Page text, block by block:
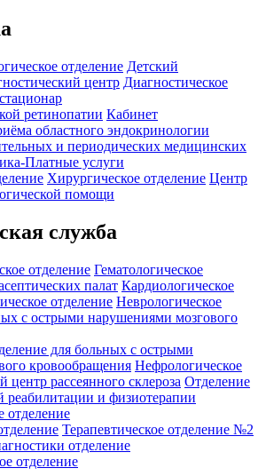
отделение Детский
центр Диагностическое
ретинопатии Кабинет
областного эндокринологии
и периодических медицинских
Платные услуги
Хирургическое отделение Центр
помощи
служба
отделение Гематологическое
палат Кардиологическое
отделение Неврологическое
с острыми нарушениями мозгового
для больных с острыми
кровообращения Нефрологическое
центр рассеянного склероза Отделение
реабилитации и физиотерапии
отделение
Терапевтическое отделение №2
отделение
отделение